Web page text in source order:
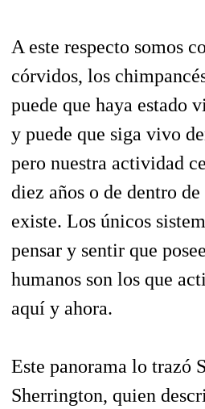
A este respecto somos
córvidos, los
puede que haya estado
y puede que siga vivo
pero nuestra actividad
diez años o de dentro
existe. Los únicos
pensar y sentir que
humanos son los que
aquí y ahora.
Este panorama lo trazó
Sherrington, quien